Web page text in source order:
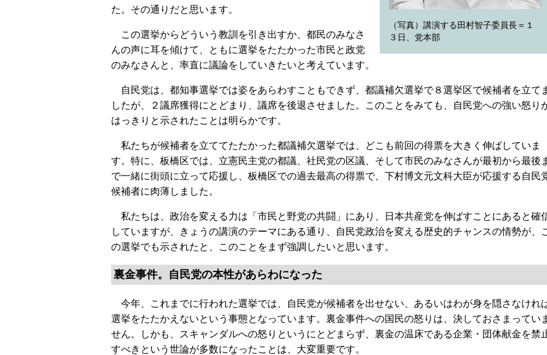
（写真）講演する田村智子委員長＝１
３日、党本部
た。その通りだと思います。
この選挙からどういう教訓を引き出すか、都民のみなさ
んの声に耳を傾けて、ともに選挙をたたかった市民と政党
のみなさんと、率直に議論をしていきたいと考えています。
自民党は、都知事選挙では姿をあらわすこともできず、都議補欠選挙で８選挙区で候補者を立て
したが、２議席獲得にとどまり、議席を後退させました。このことをみても、自民党への強い怒り
はっきりと示されたことは明らかです。
私たちが候補者を立ててたたかった都議補欠選挙では、どこも前回の得票を大きく伸ばしていま
す。特に、板橋区では、立憲民主党の都議、社民党の区議、そして市民のみなさんが最初から最後
で一緒に街頭に立って応援し、板橋区での過去最高の得票で、下村博文元文科大臣が応援する自民
候補者に肉薄しました。
私たちは、政治を変える力は「市民と野党の共闘」にあり、日本共産党を伸ばすことにあると確
していますが、きょうの講演のテーマにある通り、自民党政治を変える歴史的チャンスの情勢が、
の選挙でも示されたと、このことをまず強調したいと思います。
裏金事件。自民党の本性があらわになった
今年、これまでに行われた選挙では、自民党が候補者を出せない、あるいはわが身を隠さなけれ
選挙をたたかえないという事態となっています。裏金事件への国民の怒りは、決しておさまってい
せん。しかも、スキャンダルへの怒りというにとどまらず、裏金の温床である企業・団体献金を禁
すべきという世論が多数になったことは、大変重要です。